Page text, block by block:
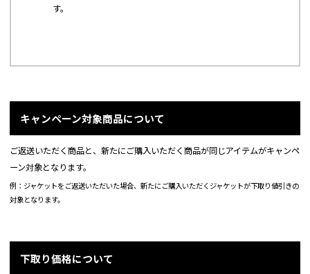
す。
キャンペーン対象商品について
ご返送いただく商品と、新たにご購入いただく商品が同じアイテムがキャンペ
ーン対象となります。
例：ジャケットをご返送いただいた場合、新たにご購入いただくジャケットが下取り値引きの
対象となります。
下取り価格について